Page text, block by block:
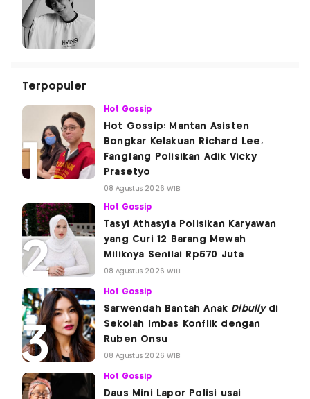
Terpopuler
Hot Gossip
Hot Gossip: Mantan Asisten
Bongkar Kelakuan Richard Lee,
Fangfang Polisikan Adik Vicky
Prasetyo
08 Agustus 2026 WIB
Hot Gossip
Tasyi Athasyia Polisikan Karyawan
yang Curi 12 Barang Mewah
Miliknya Senilai Rp570 Juta
08 Agustus 2026 WIB
Hot Gossip
Sarwendah Bantah Anak Dibullydi
Sekolah Imbas Konflik dengan
Ruben Onsu
08 Agustus 2026 WIB
Hot Gossip
Daus Mini Lapor Polisi usai